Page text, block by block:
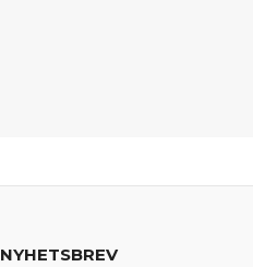
NYHETSBREV